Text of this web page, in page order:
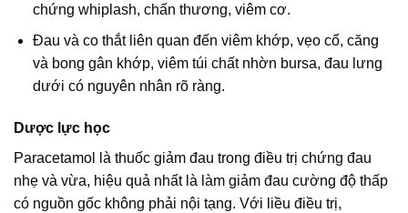
chứng whiplash, chấn thương, viêm cơ.
Đau và co thắt liên quan đến viêm khớp, vẹo cổ, căng
và bong gân khớp, viêm túi chất nhờn bursa, đau lưng
dưới có nguyên nhân rõ ràng.
Dược lực học
Paracetamol là thuốc giảm đau trong điều trị chứng đau
nhẹ và vừa, hiệu quả nhất là làm giảm đau cường độ thấp
có nguồn gốc không phải nội tạng. Với liều điều trị,